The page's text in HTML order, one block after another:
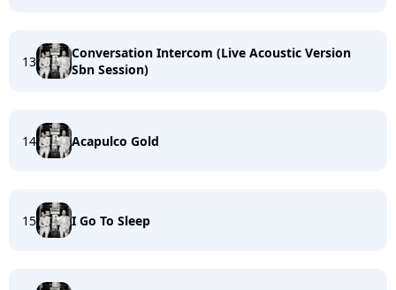
13
Conversation Intercom (Live Acoustic Version
Sbn Session)
14 Acapulco Gold
15 I Go To Sleep